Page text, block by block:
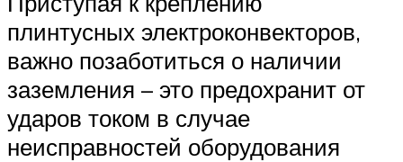
плинтусных электроконвекторов,
важно позаботиться о наличии
заземления – это предохранит от
ударов током в случае
неисправностей оборудования